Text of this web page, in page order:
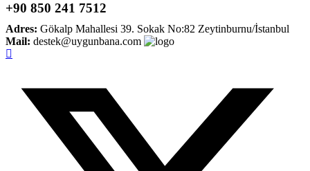
+90 850 241 7512
Adres: Gökalp Mahallesi 39. Sokak No:82 Zeytinburnu/İstanbul
Mail: destek@uygunbana.com